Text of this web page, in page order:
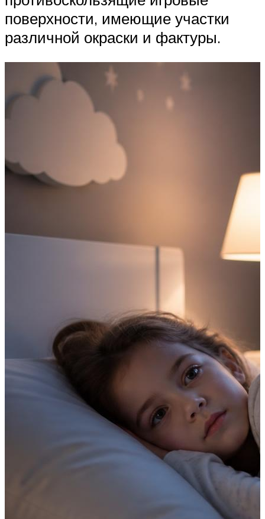
поверхности, имеющие участки
различной окраски и фактуры.